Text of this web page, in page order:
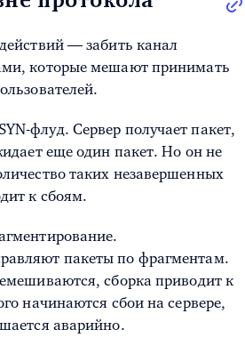
— забить канал
которые мешают принимать
флуд. Сервер получает пакет,
еще один пакет. Но он не
таких незавершенных
к сбоям.
пакеты по фрагментам.
сборка приводит к
начинаются сбои на сервере,
аварийно.